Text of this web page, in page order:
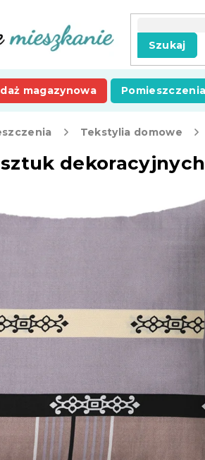
Szukaj
magazynowa Pomieszczenia
Tekstylia domowe